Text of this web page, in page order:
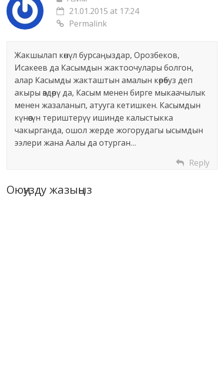
21.01.2015 at 17:24
Permalink
Жакшылап көнүл бурсаңыздар, Орозбеков,
Исакеев да Касымдын жактоочулары болгон,
алар Касымды жакташтын амалын көрөбуз деп
акыры өздөрү да, Касым менен бирге мыкаачылык
менен жазаланып, атууга кетишкен. Касымдын
күнөөсүн териштерүү ишинде калыстыкка
чакырганда, ошол жерде жогорудагы ысымдын
ээлери жана Аалы да отурган…
Reply
Оюңузду жазыңыз